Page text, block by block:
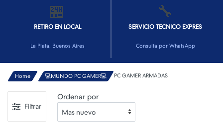
🏪
RETIRO EN LOCAL
La Plata, Buenos Aires
🔧
SERVICIO TECNICO EXPRES
Consulta por WhatsApp
Home 💻MUNDO PC GAMER💻 PC GAMER ARMADAS
Filtrar
Ordenar por